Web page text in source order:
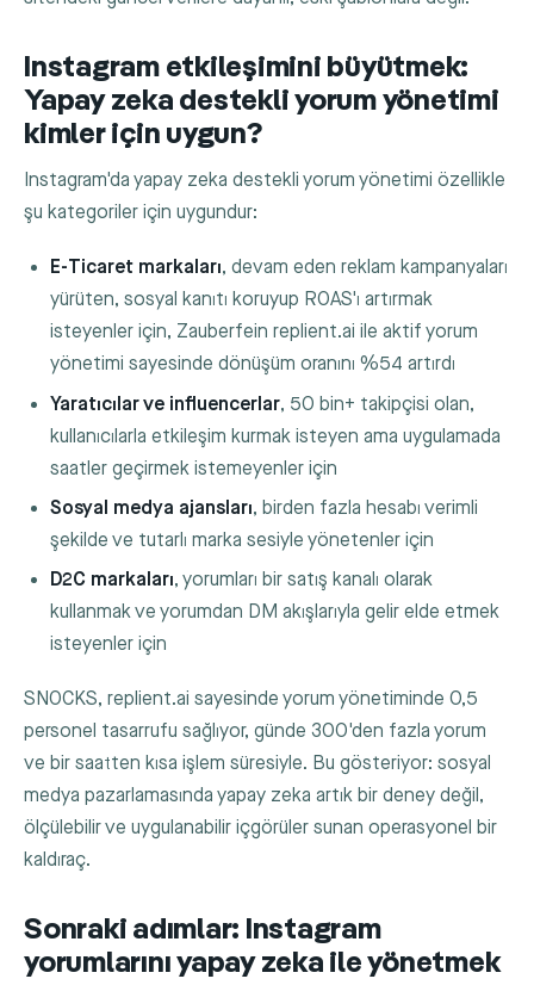
Instagram etkileşimini büyütmek:
Yapay zeka destekli yorum yönetimi
kimler için uygun?
Instagram'da yapay zeka destekli yorum yönetimi özellikle
şu kategoriler için uygundur:
E-Ticaret markaları, devam eden reklam kampanyaları
yürüten, sosyal kanıtı koruyup ROAS'ı artırmak
isteyenler için, Zauberfein replient.ai ile aktif yorum
yönetimi sayesinde dönüşüm oranını %54 artırdı
Yaratıcılar ve influencerlar, 50 bin+ takipçisi olan,
kullanıcılarla etkileşim kurmak isteyen ama uygulamada
saatler geçirmek istemeyenler için
Sosyal medya ajansları, birden fazla hesabı verimli
şekilde ve tutarlı marka sesiyle yönetenler için
D2C markaları, yorumları bir satış kanalı olarak
kullanmak ve yorumdan DM akışlarıyla gelir elde etmek
isteyenler için
SNOCKS, replient.ai sayesinde yorum yönetiminde 0,5
personel tasarrufu sağlıyor, günde 300'den fazla yorum
ve bir saatten kısa işlem süresiyle. Bu gösteriyor: sosyal
medya pazarlamasında yapay zeka artık bir deney değil,
ölçülebilir ve uygulanabilir içgörüler sunan operasyonel bir
kaldıraç.
Sonraki adımlar: Instagram
yorumlarını yapay zeka ile yönetmek